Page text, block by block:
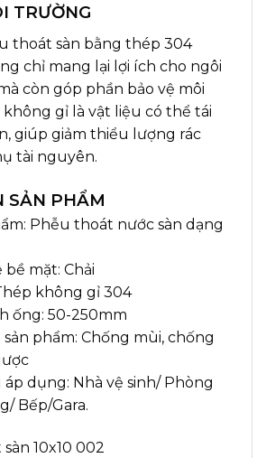
TRƯỜNG
thoát sàn bằng thép 304
chỉ mang lại lợi ích cho ngôi
còn góp phần bảo vệ môi
gỉ là vật liệu có thể tái
giúp giảm thiểu lượng rác
tài nguyên.
SẢN PHẨM
Phễu thoát nước sàn dạng
bề mặt: Chải
không gỉ 304
ống: 50-250mm
sản phẩm: Chống mùi, chống
áp dụng: Nhà vệ sinh/ Phòng
Bếp/Gara.